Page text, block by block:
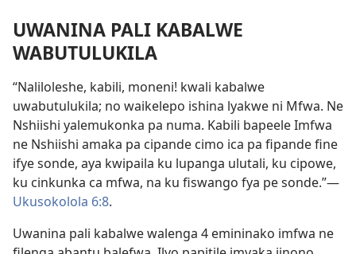
UWANINA PALI KABALWE
WABUTULUKILA
“Naliloleshe, kabili, moneni! kwali kabalwe
uwabutulukila; no waikelepo ishina lyakwe ni Mfwa. Ne
Nshiishi yalemukonka pa numa. Kabili bapeele Imfwa
ne Nshiishi amaka pa cipande cimo ica pa fipande fine
ifye sonde, aya kwipaila ku lupanga ulutali, ku cipowe,
ku cinkunka ca mfwa, na ku fiswango fya pe sonde.”—
Ukusokolola 6:8.
Uwanina pali kabalwe walenga 4 emininako imfwa ne